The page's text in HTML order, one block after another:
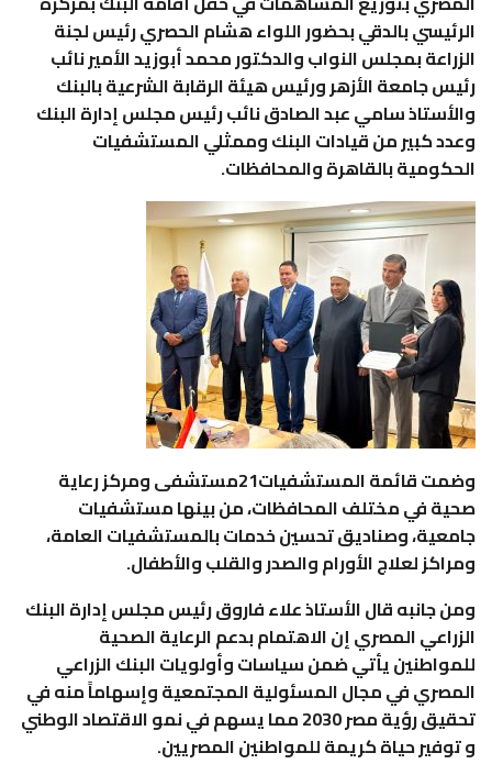
الرئيسي بالدقي بحضور اللواء هشام الحصري رئيس لجنة
الزراعة بمجلس النواب والدكتور محمد أبوزيد الأمير نائب
رئيس جامعة الأزهر ورئيس هيئة الرقابة الشرعية بالبنك
والأستاذ سامي عبد الصادق نائب رئيس مجلس إدارة البنك
وعدد كبير من قيادات البنك وممثلي المستشفيات
الحكومية بالقاهرة والمحافظات.
وضمت قائمة المستشفيات21مستشفى ومركز رعاية
صحية في مختلف المحافظات، من بينها مستشفيات
جامعية، وصناديق تحسين خدمات بالمستشفيات العامة،
ومراكز لعلاج الأورام والصدر والقلب والأطفال.
ومن جانبه قال الأستاذ علاء فاروق رئيس مجلس إدارة البنك
الزراعي المصري إن الاهتمام بدعم الرعاية الصحية
للمواطنين يأتي ضمن سياسات وأولويات البنك الزراعي
المصري في مجال المسئولية المجتمعية وإسهاماً منه في
تحقيق رؤية مصر 2030 مما يسهم في نمو الاقتصاد الوطني
و توفير حياة كريمة للمواطنين المصريين.